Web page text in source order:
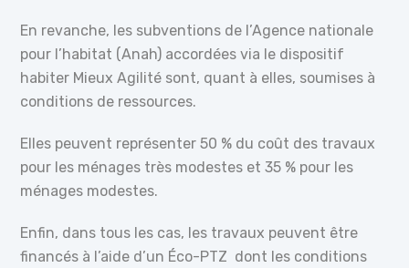
En revanche, les subventions de l’Agence nationale
pour l’habitat (Anah) accordées via le dispositif
habiter Mieux Agilité sont, quant à elles, soumises à
conditions de ressources.
Elles peuvent représenter 50 % du coût des travaux
pour les ménages très modestes et 35 % pour les
ménages modestes.
Enfin, dans tous les cas, les travaux peuvent être
financés à l’aide d’un Éco-PTZ dont les conditions